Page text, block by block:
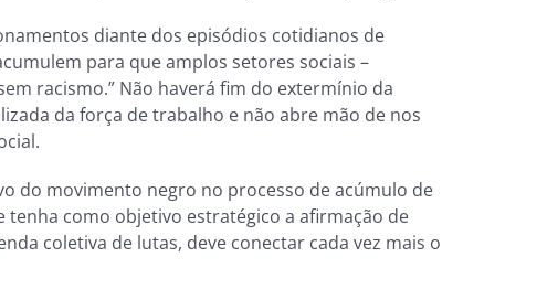
diante dos episódios cotidianos de
para que amplos setores sociais –
racismo.” Não haverá fim do extermínio da
da força de trabalho e não abre mão de nos
do movimento negro no processo de acúmulo de
tenha como objetivo estratégico a afirmação de
coletiva de lutas, deve conectar cada vez mais o